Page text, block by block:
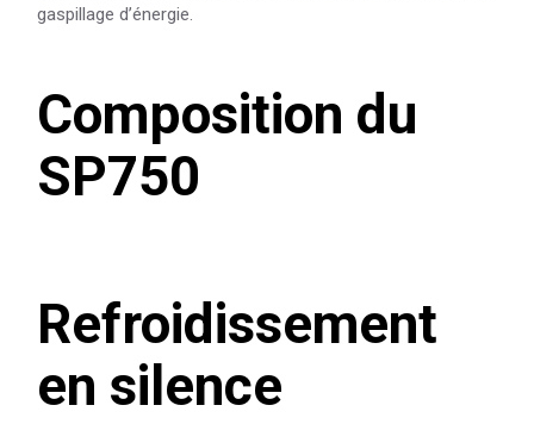
gaspillage d’énergie.
Composition du
SP750
Refroidissement
en silence